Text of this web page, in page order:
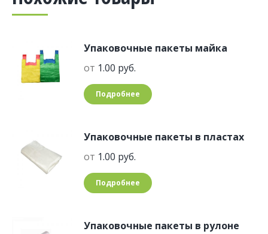
Упаковочные пакеты майка
от 1.00 руб.
Подробнее
Упаковочные пакеты в пластах
от 1.00 руб.
Подробнее
Упаковочные пакеты в рулоне